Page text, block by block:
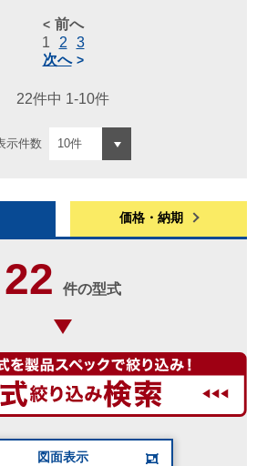
前へ
1
2
3
次へ
22件中 1-10件
示件数
価格・納期
22 件の型式
図面表示